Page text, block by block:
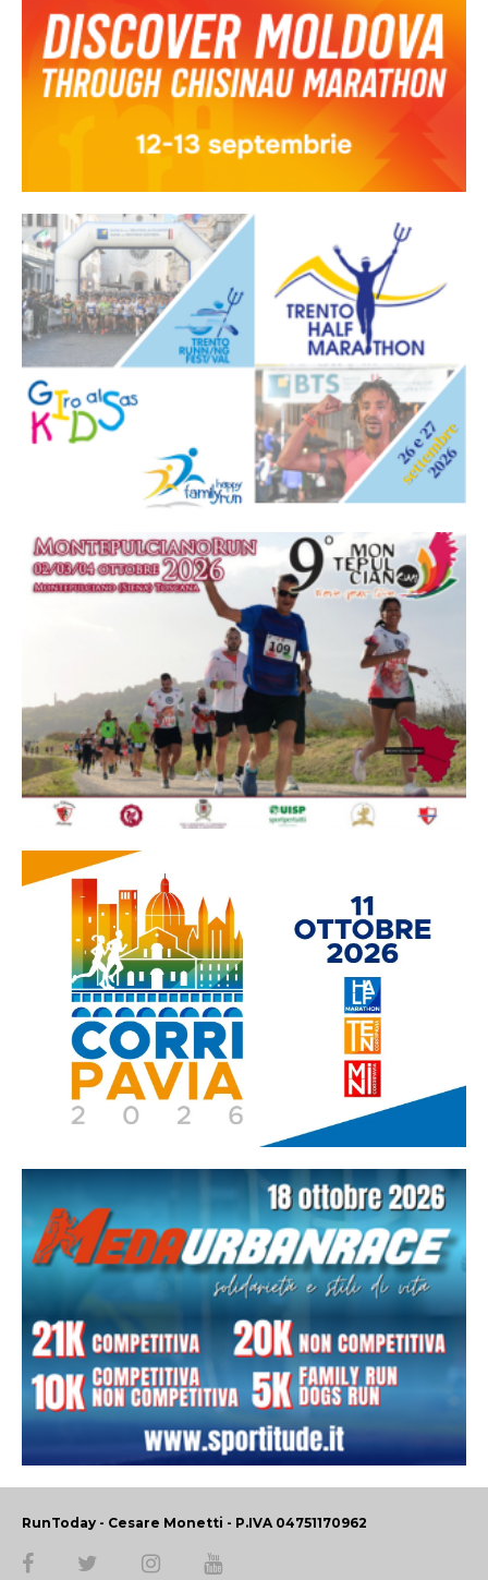
RunToday - Cesare Monetti - P.IVA 04751170962